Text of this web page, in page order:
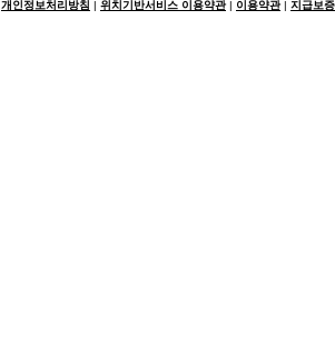
개인정보처리방침 | 위치기반서비스 이용약관 | 이용약관 | 지급보증